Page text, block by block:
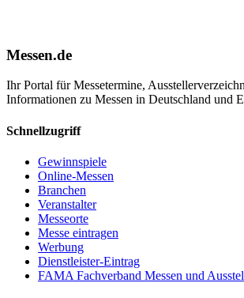
Messen.de
Ihr Portal für Messetermine,
Informationen zu Messen in Deutschland und
Schnellzugriff
Gewinnspiele
Online-Messen
Branchen
Veranstalter
Messeorte
Messe eintragen
Werbung
Dienstleister-Eintrag
FAMA Fachverband Messen und